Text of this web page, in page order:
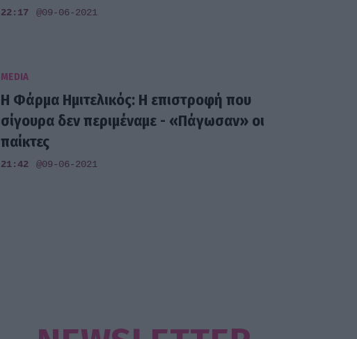
22:17 @09-06-2021
MEDIA
Η Φάρμα Ημιτελικός: Η επιστροφή που
σίγουρα δεν περιμέναμε - «Πάγωσαν» οι
παίκτες
21:42 @09-06-2021